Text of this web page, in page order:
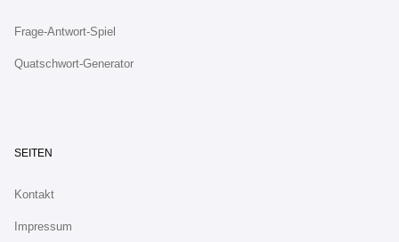
Frage-Antwort-Spiel
Quatschwort-Generator
SEITEN
Kontakt
Impressum